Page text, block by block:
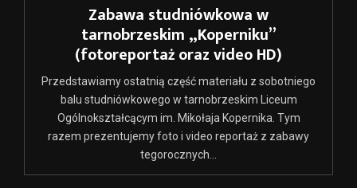
Zabawa studniówkowa w
tarnobrzeskim „Koperniku”
(fotoreportaż oraz video HD)
Przedstawiamy ostatnią część materiału z sobotniego
balu studniówkowego w tarnobrzeskim Liceum
Ogólnokształcącym im. Mikołaja Kopernika. Tym
razem prezentujemy foto i video reportaż z zabawy
tegorocznych...